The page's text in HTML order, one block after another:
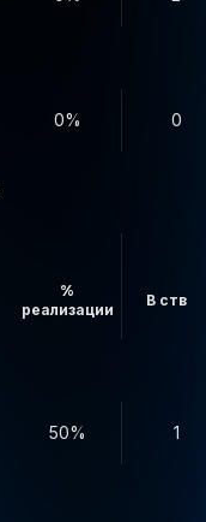
0% 0
%
реализации
В створ
50% 1